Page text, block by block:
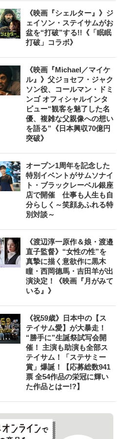
《映画『シェルター』》ジ
ェイソン・ステイサムがお
盆を“打破”する!!《「眠眠
打破」コラボ》
《映画『Michael／マイケ
ル』》父ジョセフ・ジャク
ソン役、コールマン・ドミ
ンゴ オフィシャルインタ
ビュー“観客を魅了した名
優、複雑な父親像への想い
を語る”《日本興収70億円
突破》
オープン1周年を記念した
特別イベントがサムソナイ
ト・ブラックレーベル銀座
店で開催 仕事も人生も自
分らしく～笑顔あふれる特
別対談～
《渡辺淳一原作＆娘・渡邉
直子監督》“女性の性”を
真摯に描く意欲作に黒木
瞳・西岡德馬・吉田羊が出
演決定！《映画『月がみて
いる』》
《祝59歳》日本中の【ス
テイサム愛】が大暴走！
“勝手に”生誕祭試写会開
催！ 主演も助演も全部ス
テイサム！「ステサミー
賞」爆誕！【応募総数941
票 全54作品の栄冠に輝い
た作品とはー!?】